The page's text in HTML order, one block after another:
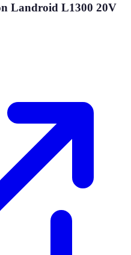
Landroid L1300 20V